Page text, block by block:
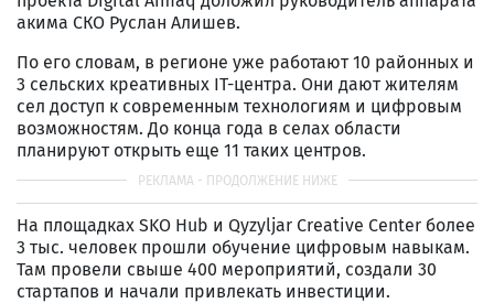
акима СКО Руслан Алишев.
По его словам, в регионе уже работают 10 районных и
3 сельских креативных IT-центра. Они дают жителям
сел доступ к современным технологиям и цифровым
возможностям. До конца года в селах области
планируют открыть еще 11 таких центров.
На площадках SKO Hub и Qyzyljar Creative Center более
3 тыс. человек прошли обучение цифровым навыкам.
Там провели свыше 400 мероприятий, создали 30
стартапов и начали привлекать инвестиции.